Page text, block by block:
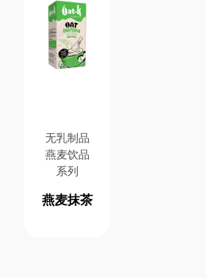
无乳制品
燕麦饮品
系列
燕麦抹茶